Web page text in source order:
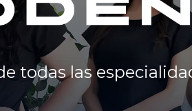
todas las